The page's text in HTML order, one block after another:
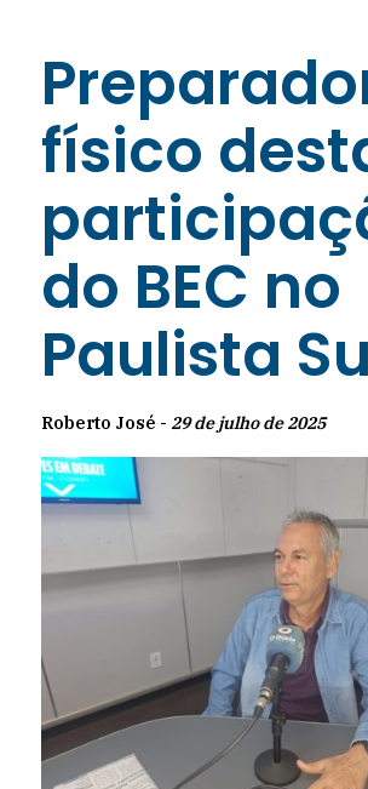
físico
do BEC no
Paulista
Roberto José - 29 de julho de 2025